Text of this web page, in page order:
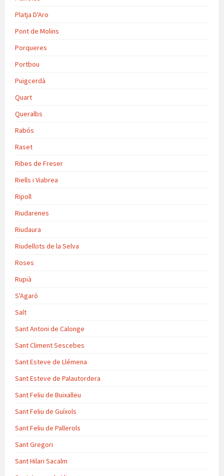
Platja D'Aro
Pont de Molins
Porqueres
Portbou
Puigcerdà
Quart
Queralbs
Rabós
Raset
Ribes de Freser
Riells i Viabrea
Ripoll
Riudarenes
Riudaura
Riudellots de la Selva
Roses
Rupià
S'Agaró
Salt
Sant Antoni de Calonge
Sant Climent Sescebes
Sant Esteve de Llémena
Sant Esteve de Palautordera
Sant Feliu de Buixalleu
Sant Feliu de Guíxols
Sant Feliu de Pallerols
Sant Gregori
Sant Hilari Sacalm